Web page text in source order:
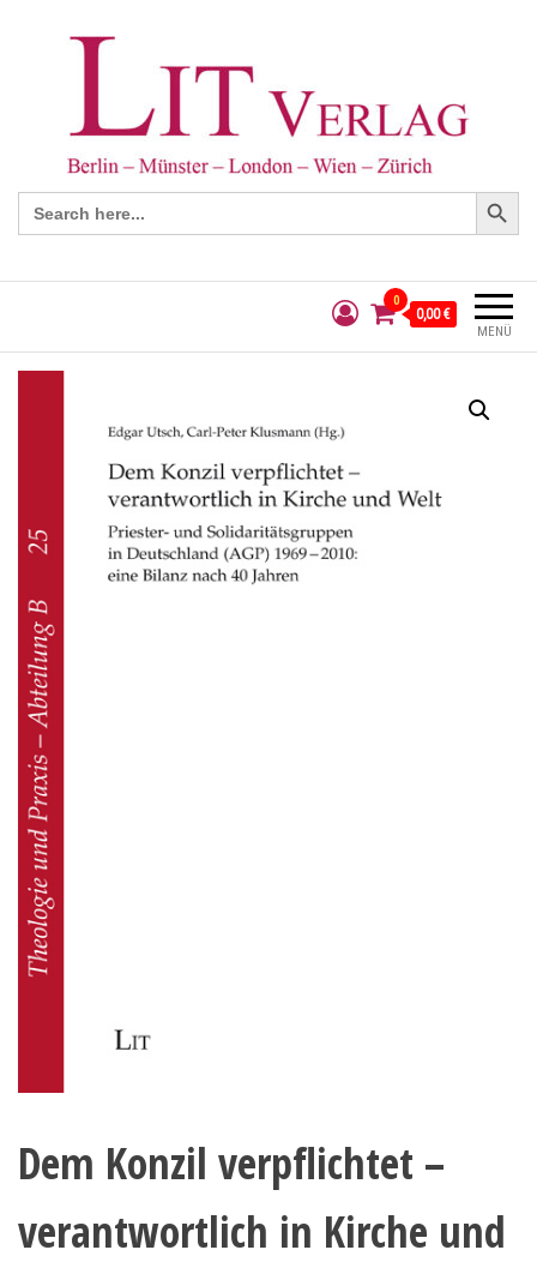
Search
for:
Search Button
MENÜ
0
0,00 €
Dem Konzil verpflichtet –
verantwortlich in Kirche und